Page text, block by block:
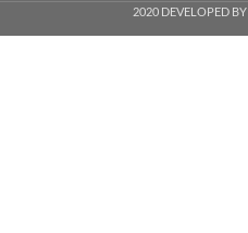
2020 DEVELOPED BY